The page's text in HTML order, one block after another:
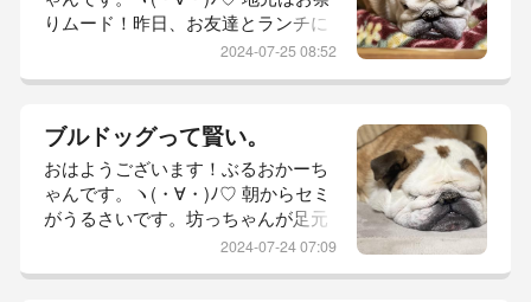
元々甘い桃なので、レシピの半分く
らいのお砂糖入れて灰汁が出てきた
らとる。5分...
りムード！昨日、お友達とランチに
行ったらあちこち交通整理する警察
んな風に言われておりますが…今年
はとんでもなく暑い。催事に関わる
方、体調を崩されないようにして欲
しい。ぶるおくん、かーちゃん出か
けてきますね！しじみのような目を
開けてあいよ！お友達と、近所のパ
スタ。デ...
2024-07-25 08:52
ブルドッグって賢い。
おはようございます！ぶるおかーち
ゃんです。ヽ(・∀・)ﾉ♡ 朝からセミ
がうるさいです。坊っちゃんが足元
で寝ていて余計に暑く感じます。昨
2024-07-24 07:09